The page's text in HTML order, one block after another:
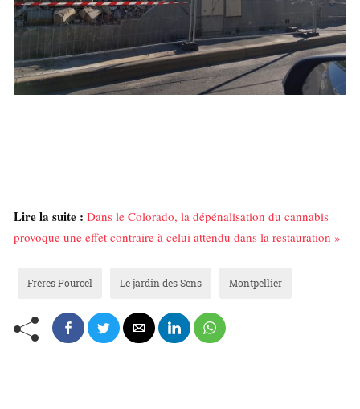
Lire la suite : Dans le Colorado, la dépénalisation du cannabis
provoque une effet contraire à celui attendu dans la restauration »
Frères Pourcel Le jardin des Sens Montpellier